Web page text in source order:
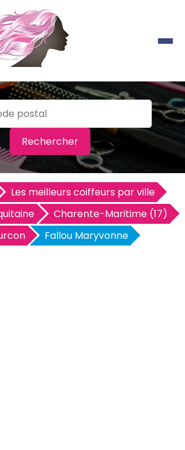
Rechercher
Les meilleurs coiffeurs par ville
Charente-Maritime (17)
Fallou Maryvonne